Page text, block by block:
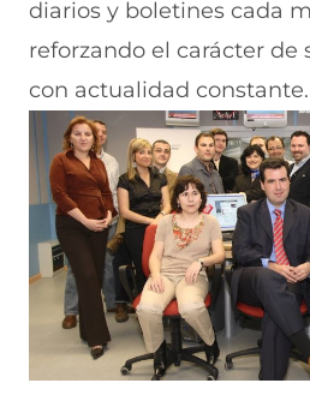
diarios y boletines cada
reforzando el carácter de
con actualidad constante.